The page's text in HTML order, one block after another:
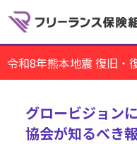
令和8年熊本地震 復旧・
グロービジョン
協会が知るべき